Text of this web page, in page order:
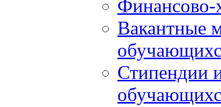
Финансово-
Вакантные
Стипендии